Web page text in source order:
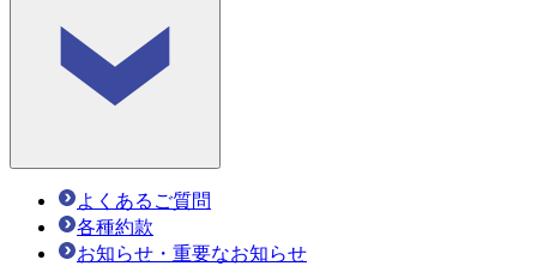
よくあるご質問
各種約款
お知らせ・重要なお知らせ